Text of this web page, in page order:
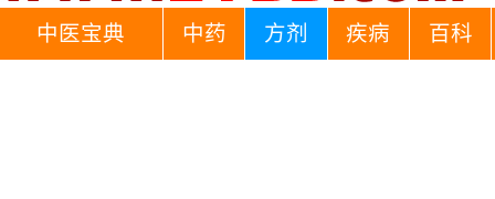
中医宝典 中药 方剂 疾病 百科